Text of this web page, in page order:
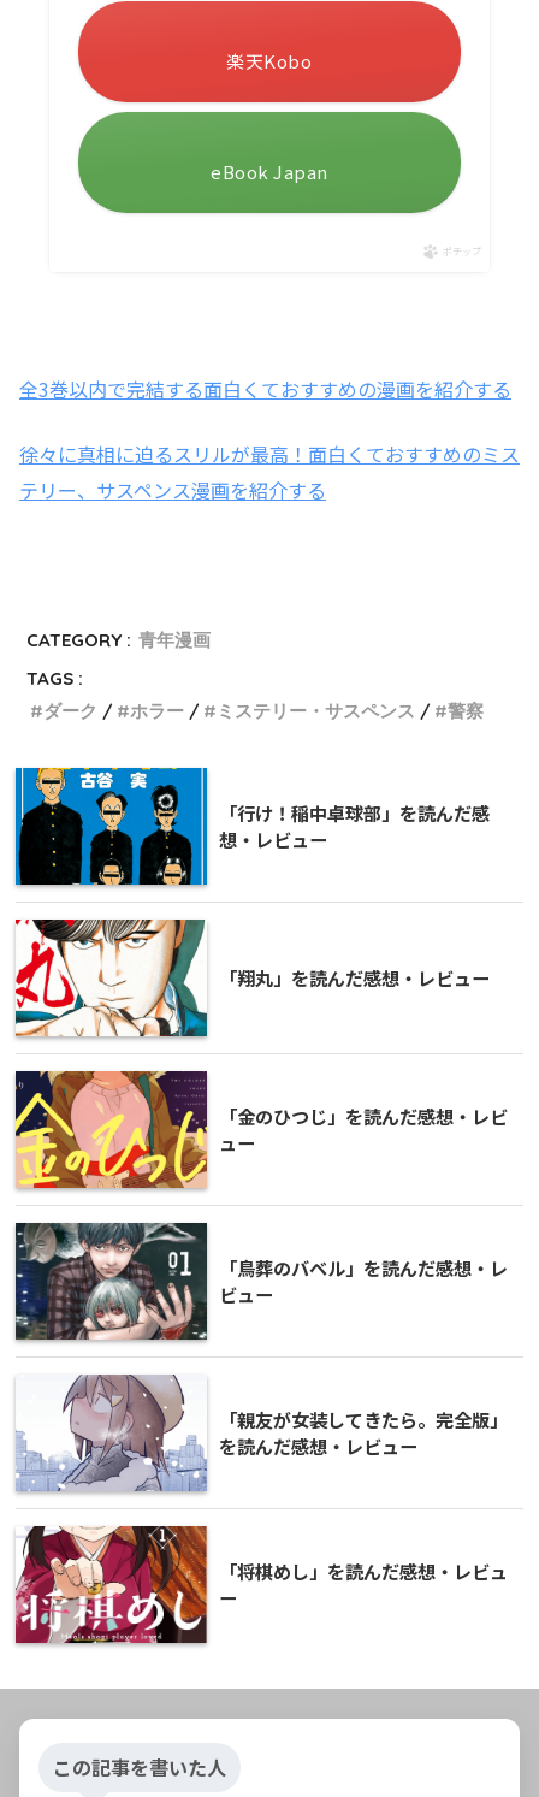
楽天Kobo
eBook Japan
ポチップ
全3巻以内で完結する面白くておすすめの漫画を紹介する
徐々に真相に迫るスリルが最高！面白くておすすめのミス
テリー、サスペンス漫画を紹介する
CATEGORY : 青年漫画
TAGS :
ダーク
ホラー ミステリー・サスペンス 警察
「行け！稲中卓球部」を読んだ感
想・レビュー
「翔丸」を読んだ感想・レビュー
「金のひつじ」を読んだ感想・レビ
ュー
「鳥葬のバベル」を読んだ感想・レ
ビュー
「親友が女装してきたら。完全版」
を読んだ感想・レビュー
「将棋めし」を読んだ感想・レビュ
ー
この記事を書いた人